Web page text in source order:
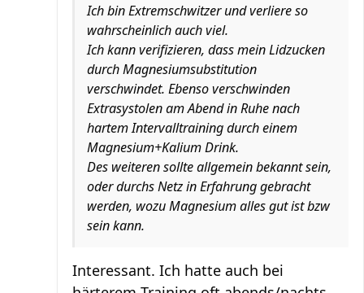
Ich bin Extremschwitzer und verliere so
wahrscheinlich auch viel.
Ich kann verifizieren, dass mein Lidzucken
durch Magnesiumsubstitution
verschwindet. Ebenso verschwinden
Extrasystolen am Abend in Ruhe nach
hartem Intervalltraining durch einem
Magnesium+Kalium Drink.
Des weiteren sollte allgemein bekannt sein,
oder durchs Netz in Erfahrung gebracht
werden, wozu Magnesium alles gut ist bzw
sein kann.
Interessant. Ich hatte auch bei